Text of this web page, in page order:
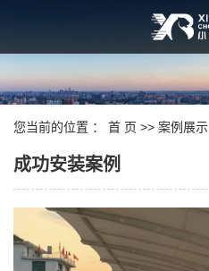
您当前的位置 ： 首 页 >> 案例展示
成功安装案例